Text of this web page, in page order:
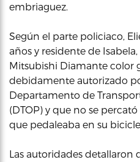
embriaguez.
Según el parte policiaco,
años y residente de
Mitsubishi Diamante color
debidamente autorizado
Departamento de
(DTOP) y que no se
que pedaleaba en su
Las autoridades detallaron